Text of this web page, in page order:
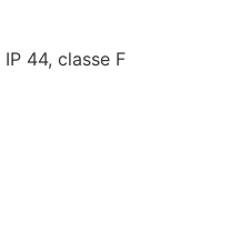
44, classe F